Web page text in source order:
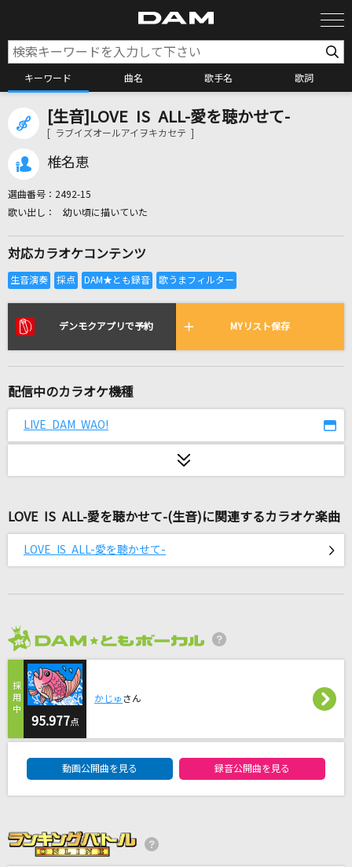
キーワード 曲名 歌手名 歌詞
カラオケ検索
全国りれき
リアルタイムで歌われている曲の一覧
すきっ！～超ver～
魔法のように
[生音]恋をして
HY
二息歩行
[生音]炎
LiSA
BLUE BIRD
浜崎あゆみ
[生音]fish
back number
Diamond Heart [ダイアモンド・ハート]
Alan Walker & Sophia Somajo
[生音]LOVE IS ALL-愛を聴かせて-
[ ラブイズオールアイヲキカセテ ]
椎名恵
選曲番号： 2492-15
幼い頃に描いていた
対応カラオケコンテンツ
デンモクアプリで予約 MYリスト保存
配信中のカラオケ機種
LIVE DAM WAO!
LOVE IS ALL-愛を聴かせて-(生音)に関連するカラオケ楽曲
LOVE IS ALL-愛を聴かせて-
95.977点
かじゅ さん
動画公開曲を見る 録音公開曲を見る